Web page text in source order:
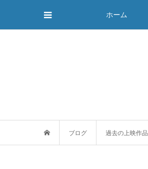
ホーム
ブログ 過去の上映作品